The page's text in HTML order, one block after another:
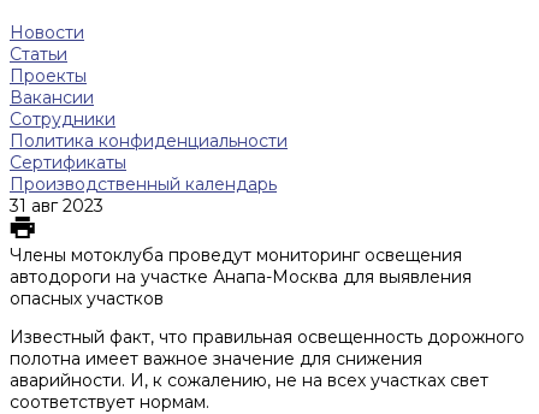
Новости
Статьи
Проекты
Вакансии
Сотрудники
Политика конфиденциальности
Сертификаты
Производственный календарь
31 авг 2023
Члены мотоклуба проведут мониторинг освещения
автодороги на участке Анапа-Москва для выявления
опасных участков
Известный факт, что правильная освещенность дорожного
полотна имеет важное значение для снижения
аварийности. И, к сожалению, не на всех участках свет
соответствует нормам.